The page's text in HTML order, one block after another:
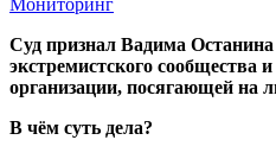
Суд признал Вадима
экстремистского сообщества
организации, посягающей на
В чём суть дела?